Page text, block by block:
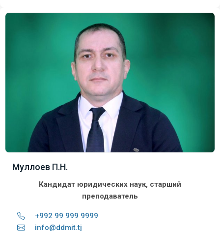
Муллоев П.Н.
Кандидат юридических наук, старший
преподаватель
+992 99 999 9999
info@ddmit.tj